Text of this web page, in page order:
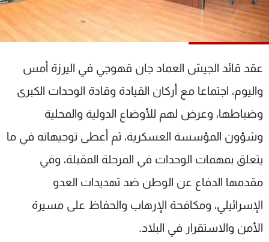
عقد قائد الجيش العماد جان قهوجي في اليرزة أمس
واليوم، اجتماعا مع أركان القيادة وقادة الوحدات الكبرى
وضباطها، وعرض لهم للأوضاع الدولية والمحلية
وشؤون المؤسسة العسكرية، ثم أعطى توجيهاته في ما
يتعلق بمهمات الوحدات في المرحلة المقبلة، وفي
مقدمها الدفاع عن الوطن ضد تهديدات العدو
الإسرائيلي، ومكافحة الإرهاب والحفاظ على مسيرة
الأمن والاستقرار في البلاد.
شاهد البرامج
الترددات
عن MTV
لاعلاناتكم
وظائف
شروط الإسـتخدام
سياسة الخصوصية